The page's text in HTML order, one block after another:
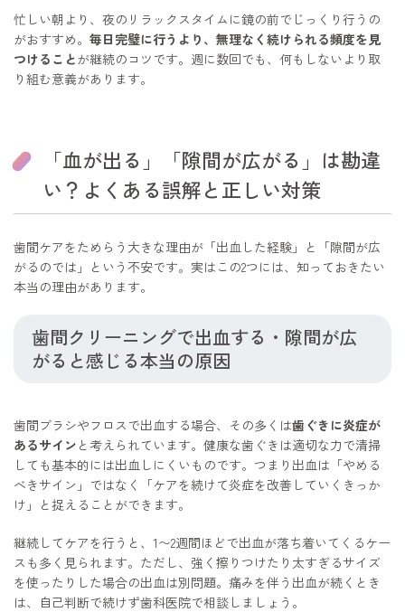
忙しい朝より、夜のリラックスタイムに鏡の前でじっくり行うの
がおすすめ。 毎日完璧に行うより、無理なく続けられる頻度を見
つけることが継続のコツです。週に数回でも、何もしないより取
り組む意義があります。
「血が出る」「隙間が広がる」は勘違
い？よくある誤解と正しい対策
歯間ケアをためらう大きな理由が「出血した経験」と「隙間が広
がるのでは」という不安です。実はこの2つには、知っておきたい
本当の理由があります。
歯間クリーニングで出血する・隙間が広
がると感じる本当の原因
歯間ブラシやフロスで出血する場合、その多くは歯ぐきに炎症が
あるサイン と考えられています。健康な歯ぐきは適切な力で清掃
しても基本的には出血しにくいものです。つまり出血は「やめる
べきサイン」ではなく「ケアを続けて炎症を改善していくきっか
け」と捉えることができます。
継続してケアを行うと、1〜2週間ほどで出血が落ち着いてくるケー
スも多く見られます。ただし、強く擦りつけたり太すぎるサイズ
を使ったりした場合の出血は別問題。痛みを伴う出血が続くとき
は、自己判断で続けず歯科医院で相談しましょう。